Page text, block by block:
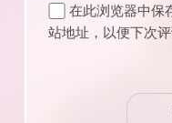
在此浏览器中保
站地址，以便下次评